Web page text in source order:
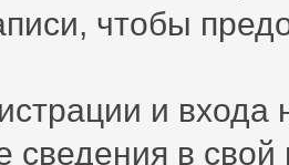
чтобы
и
сведения в